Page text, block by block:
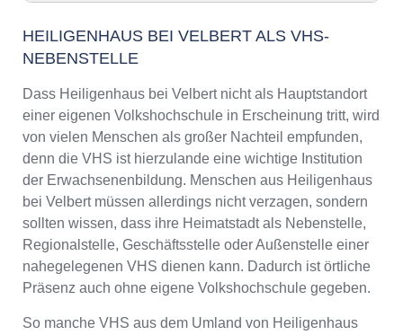
Checkliste: So zeigt die VHS in Heiligenhaus
bei Velbert Präsenz
Velbert an VHS-Kursen
VHS Heiligenhaus bei Velbert Kurse und
Umgebung
VHS Heiligenhaus bei Velbert –
Öffnungszeiten und Telefonnummer
Online-Kurse – Alternative Angebote zu einem
Kurs an der VHS
Top-Kurse an der Abendschule Heiligenhaus
bei Velbert
Weiterbildung in Heiligenhaus bei Velbert
VHS Heiligenhaus bei Velbert Programm 2025
HEILIGENHAUS BEI VELBERT ALS VHS-
NEBENSTELLE
Dass Heiligenhaus bei Velbert nicht als Hauptstandort
einer eigenen Volkshochschule in Erscheinung tritt, wird
von vielen Menschen als großer Nachteil empfunden,
denn die VHS ist hierzulande eine wichtige Institution
der Erwachsenenbildung. Menschen aus Heiligenhaus
bei Velbert müssen allerdings nicht verzagen, sondern
sollten wissen, dass ihre Heimatstadt als Nebenstelle,
Regionalstelle, Geschäftsstelle oder Außenstelle einer
nahegelegenen VHS dienen kann. Dadurch ist örtliche
Präsenz auch ohne eigene Volkshochschule gegeben.
So manche VHS aus dem Umland von Heiligenhaus